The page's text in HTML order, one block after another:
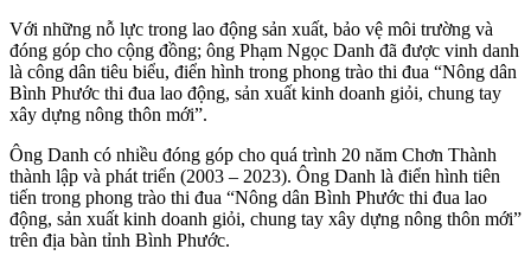
Với những nỗ lực trong lao động sản xuất, bảo vệ môi trường và
đóng góp cho cộng đồng; ông Phạm Ngọc Danh đã được vinh danh
là công dân tiêu biểu, điển hình trong phong trào thi đua “Nông dân
Bình Phước thi đua lao động, sản xuất kinh doanh giỏi, chung tay
xây dựng nông thôn mới”.
Ông Danh có nhiều đóng góp cho quá trình 20 năm Chơn Thành
thành lập và phát triển (2003 – 2023). Ông Danh là điển hình tiên
tiến trong phong trào thi đua “Nông dân Bình Phước thi đua lao
động, sản xuất kinh doanh giỏi, chung tay xây dựng nông thôn mới”
trên địa bàn tỉnh Bình Phước.